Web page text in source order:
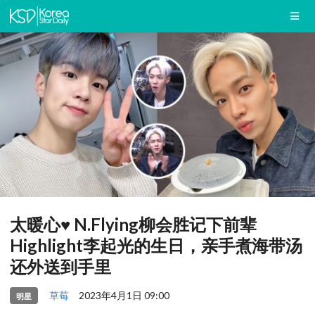
太暖心♥ N.Flying柳会胜记下前辈
Highlight李起光的生日，亲手煮海带汤
还外送到手里
明星 草莓 2023年4月1日 09:00